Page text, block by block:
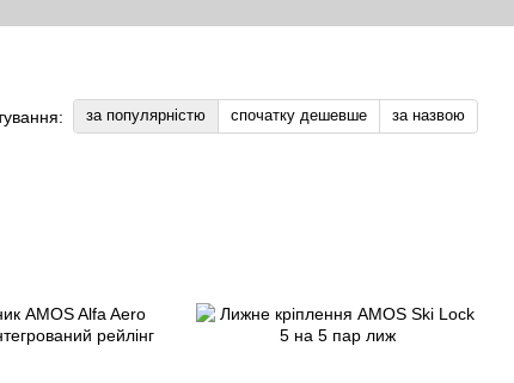
за популярністю спочатку дешевше за назвою